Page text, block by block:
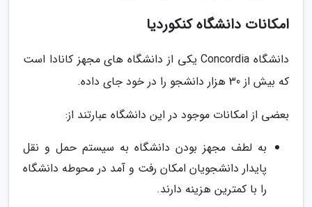
امکانات دانشگاه کنکوردیا
دانشگاه Concordia یکی از دانشگاه های مجهز کانادا است
که بیش از 30 هزار دانشجو را در خود جای داده.
بعضی از امکانات موجود در این دانشگاه عبارتند از:
به لطف مجهز بودن دانشگاه به سیستم حمل و نقل
پایدار دانشجویان امکان رفت و آمد در محوطه دانشگاه
را با کمترین هزینه دارند.